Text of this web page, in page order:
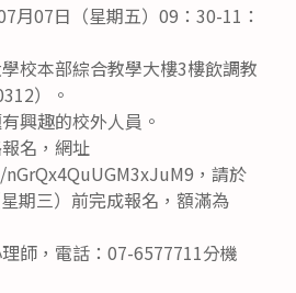
月07日（星期五）09：30-11：
校本部綜合教學大樓3樓飲調教
）。
興趣的校外人員。
名，網址
，請於
期三）前完成報名，額滿為
師，電話：07-6577711分機